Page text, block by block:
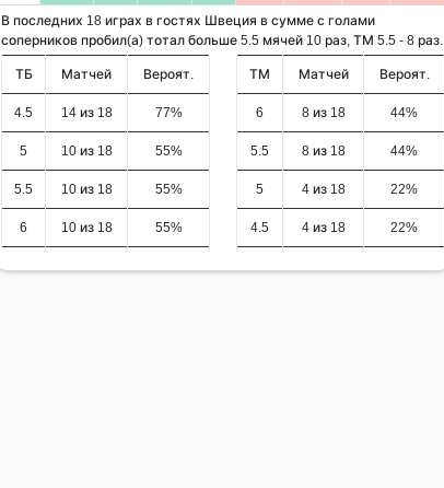
В последних 18 играх в гостях Швеция в сумме с голами
соперников пробил(а) тотал больше 5.5 мячей 10 раз, ТМ 5.5 - 8 раз.
ТБ Матчей Вероят.
4.5 14 из 18 77%
5 10 из 18 55%
5.5 10 из 18 55%
6 10 из 18 55%
ТМ Матчей Вероят.
6 8 из 18 44%
5.5 8 из 18 44%
5 4 из 18 22%
4.5 4 из 18 22%